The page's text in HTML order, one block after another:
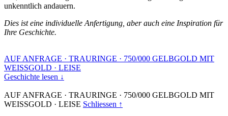
unkenntlich andauern.
Dies ist eine individuelle Anfertigung, aber auch eine Inspiration für
Ihre Geschichte.
AUF ANFRAGE · TRAURINGE · 750/000 GELBGOLD MIT
WEISSGOLD · LEISE
Geschichte lesen ↓
AUF ANFRAGE · TRAURINGE · 750/000 GELBGOLD MIT
WEISSGOLD · LEISE Schliessen ↑